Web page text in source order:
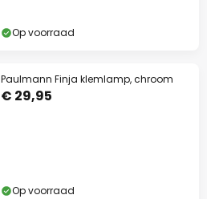
Op voorraad
Paulmann Finja klemlamp, chroom
€ 29,95
Op voorraad